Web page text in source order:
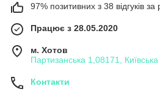
97% позитивних з 38 відгуків за
Працює з 28.05.2020
м. Хотов
Партизанська 1,08171,
Контакти